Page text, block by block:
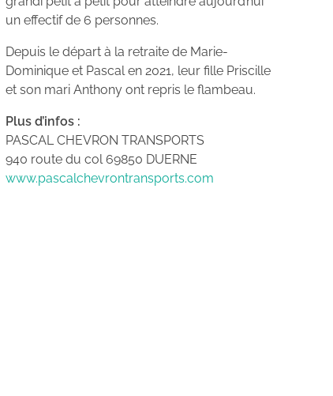
un effectif de 6 personnes.
Depuis le départ à la retraite de Marie-
Dominique et Pascal en 2021, leur fille Priscille
et son mari Anthony ont repris le flambeau.
Plus d’infos :
PASCAL CHEVRON TRANSPORTS
940 route du col 69850 DUERNE
www.pascalchevrontransports.com